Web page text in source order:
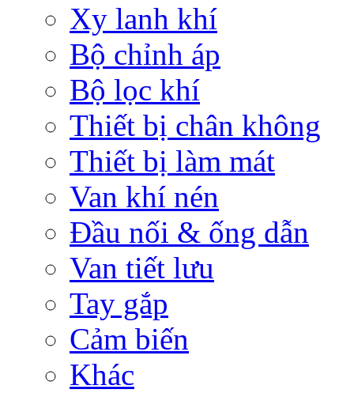
Xy lanh khí
Bộ chỉnh áp
Bộ lọc khí
Thiết bị chân không
Thiết bị làm mát
Van khí nén
Đầu nối & ống dẫn
Van tiết lưu
Tay gắp
Cảm biến
Khác